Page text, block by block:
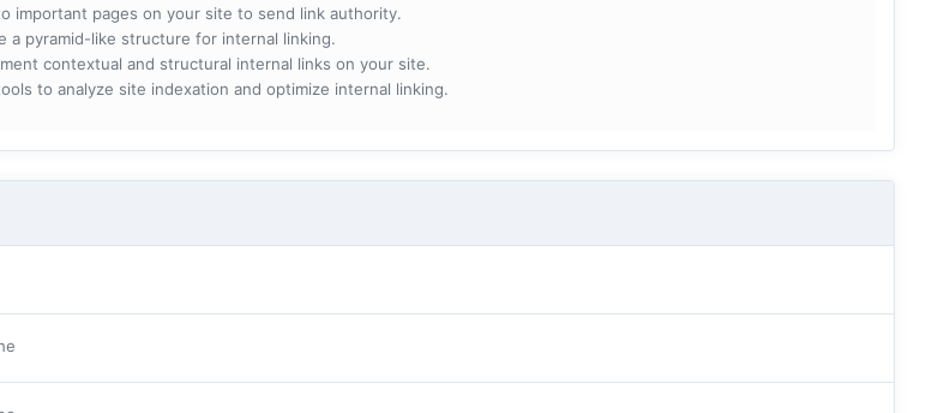
important pages on your site to send link authority.
a pyramid-like structure for internal linking.
contextual and structural internal links on your site.
to analyze site indexation and optimize internal linking.